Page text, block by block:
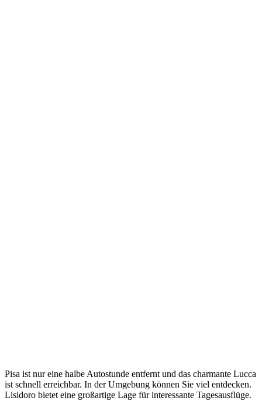
Pisa ist nur eine halbe Autostunde entfernt und das charmante Lucca
ist schnell erreichbar. In der Umgebung können Sie viel entdecken.
Lisidoro bietet eine großartige Lage für interessante Tagesausflüge.